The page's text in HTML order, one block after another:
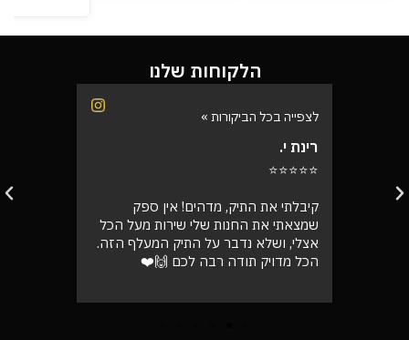
הלקוחות שלנו
לצפייה בכל הביקורות »
רינת י.
⭐⭐⭐⭐⭐
קיבלתי את התיק, מדהים! אין ספק
שמצאתי את החנות שלי שירות מעל הכל
אצלי, ושלא נדבר על התיק המעלף הזה.
הכל מדויק תודה רבה לכם 🙌❤️
אספתי